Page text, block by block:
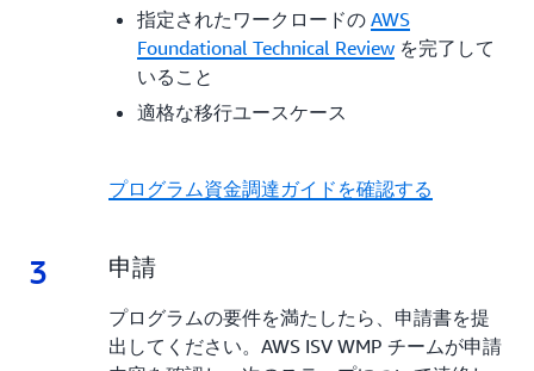
指定されたワークロードの AWS
Foundational Technical Reviewを完了して
いること
適格な移行ユースケース
プログラム資金調達ガイドを確認する
3 3.
申請
プログラムの要件を満たしたら、申請書を提
出してください。AWS ISV WMP チームが申請